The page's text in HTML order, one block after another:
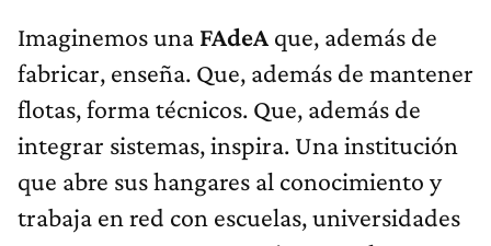
Imaginemos una FAdeA que, además de
fabricar, enseña. Que, además de mantener
flotas, forma técnicos. Que, además de
integrar sistemas, inspira. Una institución
que abre sus hangares al conocimiento y
trabaja en red con escuelas, universidades